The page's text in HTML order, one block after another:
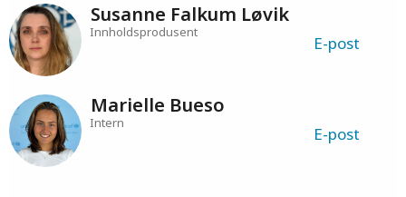
Susanne Falkum Løvik
Innholdsprodusent
E-post
Marielle Bueso
Intern
E-post